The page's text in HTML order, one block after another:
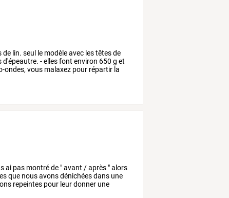
de lin. seul le modèleavec lestêtesde
d'épeautre. -ellesfont environ 650 g et
ondes, vous malaxez pour répartir la
ai pas montréde "avant /après "alors
que nousavonsdénichéesdans une
repeintes pour leurdonner une